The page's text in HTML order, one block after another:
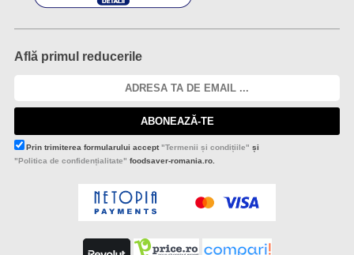
Află primul reducerile
ABONEAZĂ-TE
Prin trimiterea formularului accept"Termenii și condițiile" și
"Politica de confidențialitate" foodsaver-romania.ro.